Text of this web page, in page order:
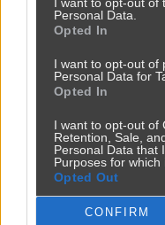
Personal Data.
Opted In
I want to opt-out of
Personal Data for
Opted In
I want to opt-out of
Retention, Sale,
Personal Data that
Purposes for which
Opted Out
CONFIRM
przez[Usunięty
Kategoria: 😂Śmieszne